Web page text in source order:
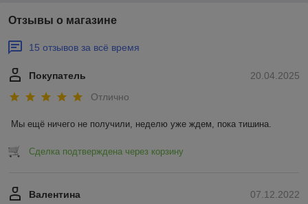
Отзывы о магазине
15 отзывов за всё время
20.04.2025
Покупатель
Отлично
Мы ещё ничего не получили, неделю уже ждем, пока тишина.
Сделка подтверждена через корзину
07.12.2022
Валентина